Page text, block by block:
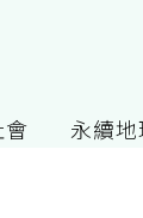
永續地